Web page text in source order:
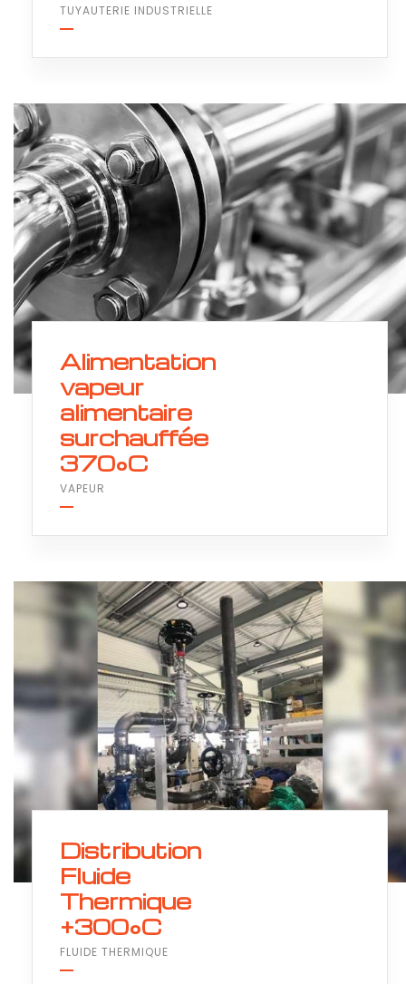
TUYAUTERIE INDUSTRIELLE
Alimentation
vapeur
alimentaire
surchauffée
370°C
VAPEUR
Distribution
Fluide
Thermique
+300°C
FLUIDE THERMIQUE